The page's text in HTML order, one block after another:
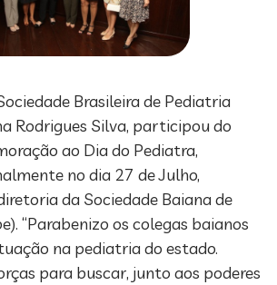
Brasileira de Pediatria
Rodrigues Silva, participou do
ao Dia do Pediatra,
no dia 27 de Julho,
da Sociedade Baiana de
“Parabenizo os colegas baianos
na pediatria do estado.
para buscar, junto aos poderes